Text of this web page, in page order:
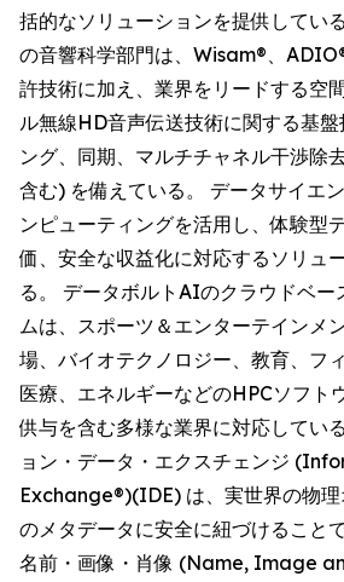
括的なソリューションを提供してい
の音響科学部門は、Wisam®、
許技術に加え、業界をリードする空
ル無線HD音声伝送技術に関する基盤
ング、同期、マルチチャネル干渉除
含む) を備えている。 データサイエ
ンピューティングを活用し、体験型
価、安全な収益化に対応するソリュ
る。 データボルトAIのクラウドベー
ムは、スポーツ＆エンターテインメ
場、バイオテクノロジー、教育、フ
医療、エネルギーなどのHPCソフト
供与を含む多様な業界に対応してい
ョン・データ・エクスチェンジ
Exchange®)(IDE) は、実世界の物
のメタデータに安全に紐づけること
名前・画像・肖像 (Name, Image